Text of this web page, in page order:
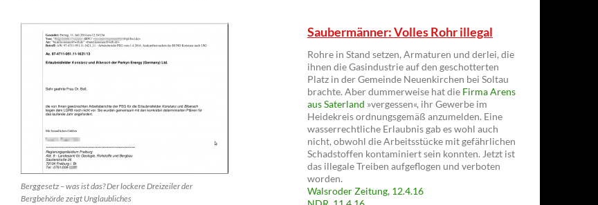
Berggesetz – was ist das? Der lockere Dreizeiler der
Bergbehörde zeigt Unglaubliches
Saubermänner: Volles Rohr illegal
Rohre in Stand setzen, Armaturen und derlei, die
ihnen die Gasindustrie auf den geschotterten
Platz in der Gemeinde Neuenkirchen bei Soltau
brachte. Aber dummerweise hat die Firma Arens
aus Saterland »vergessen«, ihr Gewerbe im
Heidekreis ordnungsgemäß anzumelden. Eine
wasserrechtliche Erlaubnis gab es wohl auch
nicht, obwohl die Arbeitsstücke mit gefährlichen
Schadstoffen kontaminiert sein konnten. Jetzt ist
das illegale Treiben aufgeflogen und verboten
worden.
Walsroder Zeitung, 12.4.16